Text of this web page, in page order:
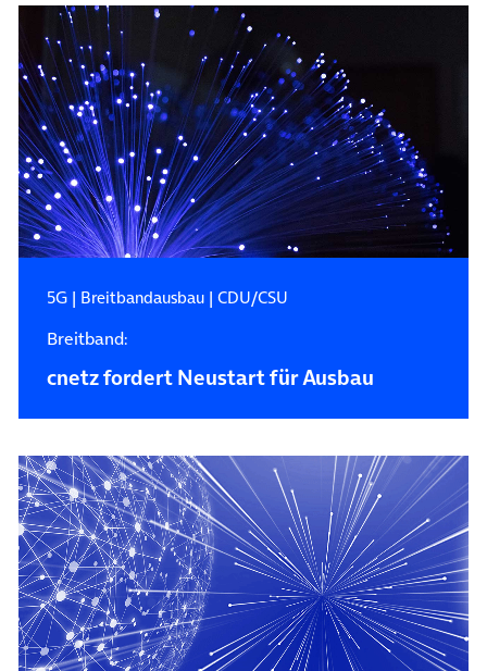
5G| Breitbandausbau| CDU/CSU
Breitband:
cnetz fordert Neustart für Ausbau